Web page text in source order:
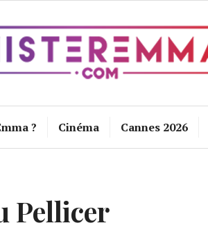
? Cinéma Cannes 2026
Pellicer